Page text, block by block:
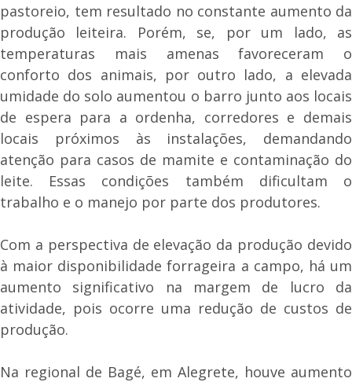
pastoreio, tem resultado no constante aumento da
produção leiteira. Porém, se, por um lado, as
temperaturas mais amenas favoreceram o
conforto dos animais, por outro lado, a elevada
umidade do solo aumentou o barro junto aos locais
de espera para a ordenha, corredores e demais
locais próximos às instalações, demandando
atenção para casos de mamite e contaminação do
leite. Essas condições também dificultam o
trabalho e o manejo por parte dos produtores.
Com a perspectiva de elevação da produção devido
à maior disponibilidade forrageira a campo, há um
aumento significativo na margem de lucro da
atividade, pois ocorre uma redução de custos de
produção.
Na regional de Bagé, em Alegrete, houve aumento